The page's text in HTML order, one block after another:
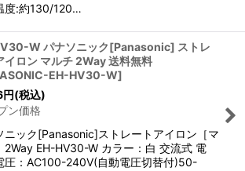
度:約130/120…
W パナソニック[Panasonic] ストレ
イロン マルチ 2Way 送料無料
EH-HV30-W]
円(税込)
ン価格
ニック[Panasonic]ストレートアイロン［マ
2Way EH-HV30-W カラー：白 交流式 電
圧：AC100-240V(自動電圧切替付)50-